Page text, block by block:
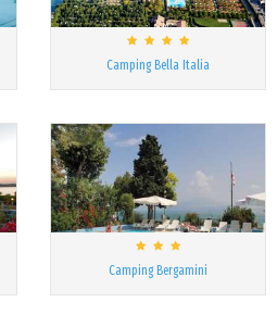
Camping Bella Italia
Camping Bergamini